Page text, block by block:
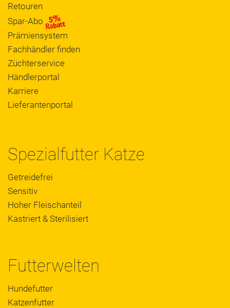
Retouren
Spar-Abo
Prämiensystem
Fachhändler finden
Züchterservice
Händlerportal
Karriere
Lieferantenportal
Spezialfutter Katze
Getreidefrei
Sensitiv
Hoher Fleischanteil
Kastriert & Sterilisiert
Futterwelten
Hundefutter
Katzenfutter